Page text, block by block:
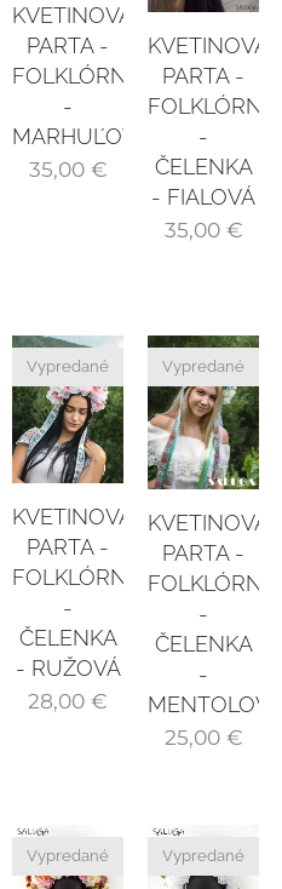
KVETINOVÁ
PARTA -
FOLKLÓRNA
-
MARHUĽOVÁ
35,00€
KVETINOVÁ
PARTA -
FOLKLÓRNA
-
ČELENKA
- FIALOVÁ
35,00€
KVETINOVÁ
PARTA -
FOLKLÓRNA
-
ČELENKA
- RUŽOVÁ
Vypredané
28,00 €
KVETINOVÁ
PARTA -
FOLKLÓRNA
-
ČELENKA
-
MENTOLOVÁ
Vypredané
25,00€
Vypredané Vypredané